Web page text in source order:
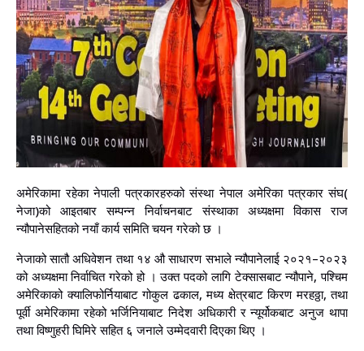
अमेरिकामा रहेका नेपाली पत्रकारहरुको संस्था नेपाल अमेरिका पत्रकार संघ(
नेजा)को आइतबार सम्पन्न निर्वाचनबाट संस्थाका अध्यक्षमा विकास राज
न्यौपानेसहितको नयाँ कार्य समिति चयन गरेको छ ।
नेजाको सातौ अधिवेशन तथा १४ औ साधारण सभाले न्यौपानेलाई २०२१–२०२३
को अध्यक्षमा निर्वाचित गरेको हो । उक्त पदको लागि टेक्सासबाट न्यौपाने, पश्चिम
अमेरिकाको क्यालिफोर्नियाबाट गोकुल ढकाल, मध्य क्षेत्रबाट किरण मरहठ्ठा, तथा
पूर्वी अमेरिकामा रहेको भर्जिनियाबाट निदेश अधिकारी र न्यूर्योकबाट अनुज थापा
तथा विष्णुहरी घिमिरे सहित ६ जनाले उम्मेदवारी दिएका थिए ।